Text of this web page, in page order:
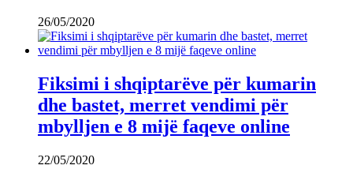
26/05/2020
Fiksimi i shqiptarëve për kumarin
dhe bastet, merret vendimi për
mbylljen e 8 mijë faqeve online
22/05/2020